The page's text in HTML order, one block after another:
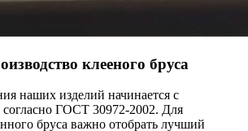
клееного бруса
наших изделий начинается с
согласно ГОСТ 30972-2002. Для
бруса важно отобрать лучший